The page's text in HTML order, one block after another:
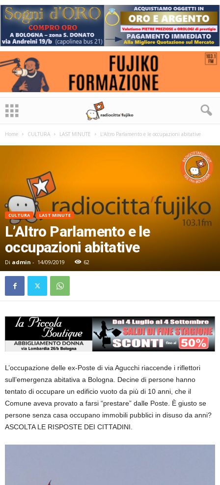
Home CULTURA LAST MINUTE L’Altro Parlamento e le occupazioni abitative
CULTURA LAST MINUTE
L’Altro Parlamento e le
occupazioni abitative
Di admin - 14/09/2019 62
L’occupazione delle ex-Poste di via Agucchi riaccende i riflettori
sull’emergenza abitativa a Bologna. Decine di persone hanno
tentato di occupare un edificio vuoto da più di 10 anni, che il
Comune aveva provato a farsi “prestare” dalle Poste. È giusto se
persone senza casa occupano immobili pubblici in disuso da anni?
ASCOLTA LE RISPOSTE DEI CITTADINI.